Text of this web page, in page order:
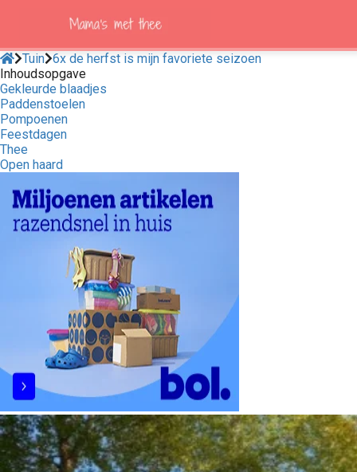
Tuin 6x de herfst is mijn favoriete seizoen
Inhoudsopgave
Gekleurde blaadjes
Paddenstoelen
Pompoenen
Feestdagen
Thee
Open haard